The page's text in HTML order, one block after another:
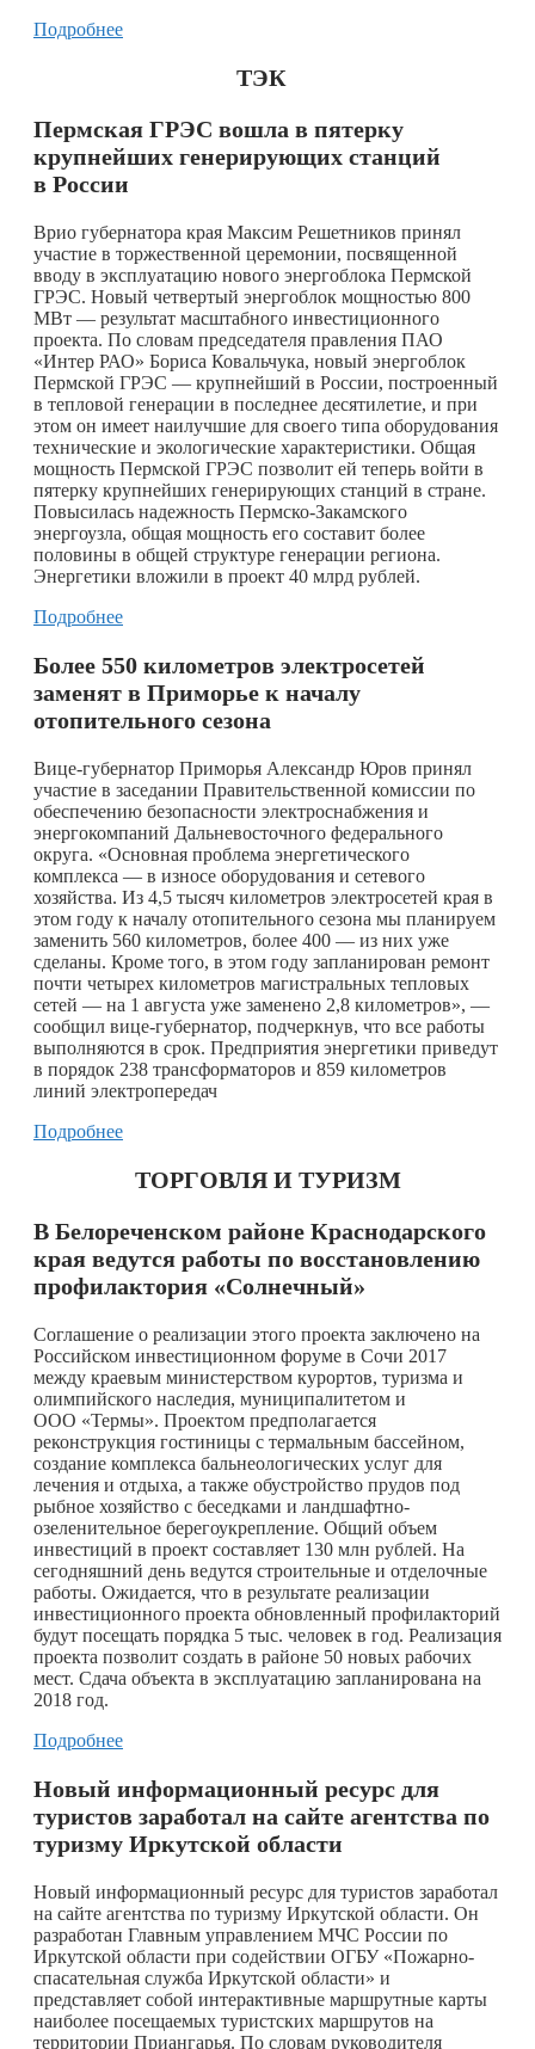
Подробнее
ТЭК
Пермская ГРЭС вошла в пятерку
крупнейших генерирующих станций
в России
Врио губернатора края Максим Решетников принял
участие в торжественной церемонии, посвященной
вводу в эксплуатацию нового энергоблока Пермской
ГРЭС. Новый четвертый энергоблок мощностью 800
МВт — результат масштабного инвестиционного
проекта. По словам председателя правления ПАО
«Интер РАО» Бориса Ковальчука, новый энергоблок
Пермской ГРЭС — крупнейший в России, построенный
в тепловой генерации в последнее десятилетие, и при
этом он имеет наилучшие для своего типа оборудования
технические и экологические характеристики. Общая
мощность Пермской ГРЭС позволит ей теперь войти в
пятерку крупнейших генерирующих станций в стране.
Повысилась надежность Пермско-Закамского
энергоузла, общая мощность его составит более
половины в общей структуре генерации региона.
Энергетики вложили в проект 40 млрд рублей.
Подробнее
Более 550 километров электросетей
заменят в Приморье к началу
отопительного сезона
Вице-губернатор Приморья Александр Юров принял
участие в заседании Правительственной комиссии по
обеспечению безопасности электроснабжения и
энергокомпаний Дальневосточного федерального
округа. «Основная проблема энергетического
комплекса — в износе оборудования и сетевого
хозяйства. Из 4,5 тысяч километров электросетей края в
этом году к началу отопительного сезона мы планируем
заменить 560 километров, более 400 — из них уже
сделаны. Кроме того, в этом году запланирован ремонт
почти четырех километров магистральных тепловых
сетей — на 1 августа уже заменено 2,8 километров», —
сообщил вице-губернатор, подчеркнув, что все работы
выполняются в срок. Предприятия энергетики приведут
в порядок 238 трансформаторов и 859 километров
линий электропередач
Подробнее
ТОРГОВЛЯ И ТУРИЗМ
В Белореченском районе Краснодарского
края ведутся работы по восстановлению
профилактория «Солнечный»
Соглашение о реализации этого проекта заключено на
Российском инвестиционном форуме в Сочи 2017
между краевым министерством курортов, туризма и
олимпийского наследия, муниципалитетом и
ООО «Термы». Проектом предполагается
реконструкция гостиницы с термальным бассейном,
создание комплекса бальнеологических услуг для
лечения и отдыха, а также обустройство прудов под
рыбное хозяйство с беседками и ландшафтно-
озеленительное берегоукрепление. Общий объем
инвестиций в проект составляет 130 млн рублей. На
сегодняшний день ведутся строительные и отделочные
работы. Ожидается, что в результате реализации
инвестиционного проекта обновленный профилакторий
будут посещать порядка 5 тыс. человек в год. Реализация
проекта позволит создать в районе 50 новых рабочих
мест. Сдача объекта в эксплуатацию запланирована на
2018 год.
Подробнее
Новый информационный ресурс для
туристов заработал на сайте агентства по
туризму Иркутской области
Новый информационный ресурс для туристов заработал
на сайте агентства по туризму Иркутской области. Он
разработан Главным управлением МЧС России по
Иркутской области при содействии ОГБУ «Пожарно-
спасательная служба Иркутской области» и
представляет собой интерактивные маршрутные карты
наиболее посещаемых туристских маршрутов на
территории Приангарья. По словам руководителя